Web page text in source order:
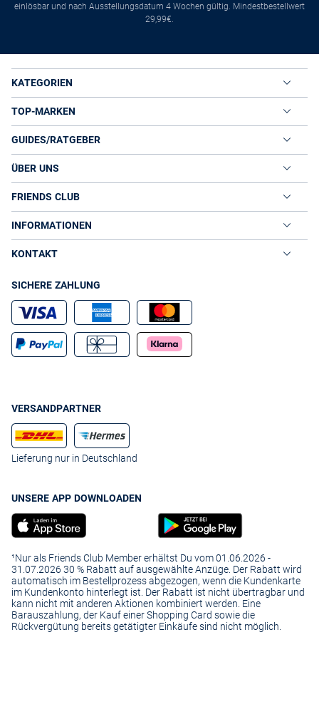
einlösbar und nach Ausstellungsdatum 4 Wochen gültig. Mindestbestellwert
29,99€.
KATEGORIEN
TOP-MARKEN
GUIDES/RATGEBER
ÜBER UNS
FRIENDS CLUB
INFORMATIONEN
KONTAKT
SICHERE ZAHLUNG
VERSANDPARTNER
Lieferung nur in Deutschland
UNSERE APP DOWNLOADEN
¹Nur als Friends Club Member erhältst Du vom 01.06.2026 -
31.07.2026 30 % Rabatt auf ausgewählte Anzüge. Der Rabatt wird
automatisch im Bestellprozess abgezogen, wenn die Kundenkarte
im Kundenkonto hinterlegt ist. Der Rabatt ist nicht übertragbar und
kann nicht mit anderen Aktionen kombiniert werden. Eine
Barauszahlung, der Kauf einer Shopping Card sowie die
Rückvergütung bereits getätigter Einkäufe sind nicht möglich.